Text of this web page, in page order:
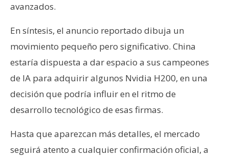
avanzados.
En síntesis, el anuncio reportado dibuja un
movimiento pequeño pero significativo. China
estaría dispuesta a dar espacio a sus campeones
de IA para adquirir algunos Nvidia H200, en una
decisión que podría influir en el ritmo de
desarrollo tecnológico de esas firmas.
Hasta que aparezcan más detalles, el mercado
seguirá atento a cualquier confirmación oficial, a